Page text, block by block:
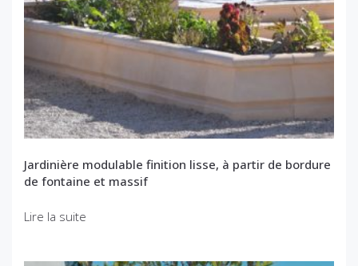
Jardinière modulable finition lisse, à partir de bordure
de fontaine et massif
Lire la suite